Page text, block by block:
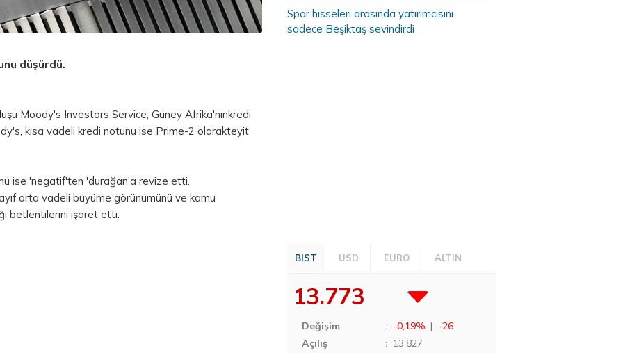
düşürdü.
Moody's Investors Service, Güney Afrika'nınkredi
kısa vadeli kredi notunu ise Prime-2 olarakteyit
ise 'negatif'ten 'durağan'a revize etti.
orta vadeli büyüme görünümünü ve kamu
betlentilerini işaret etti.
Spor hisseleri arasında yatırımcısını
sadece Beşiktaş sevindirdi
BIST USD EURO ALTIN
13.773
Değişim : -0,19% | -26
Açılış
: 13.827